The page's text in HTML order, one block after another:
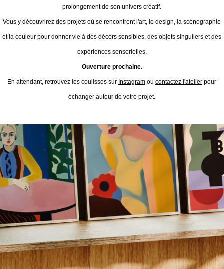
prolongement de son univers créatif.
Vous y découvrirez des projets où se rencontrent l'art, le design, la scénographie
et la couleur pour donner vie à des décors sensibles, des objets singuliers et des
expériences sensorielles.
Ouverture prochaine.
En attendant, retrouvez les coulisses sur Instagram ou contactez l'atelier pour
échanger autour de votre projet.